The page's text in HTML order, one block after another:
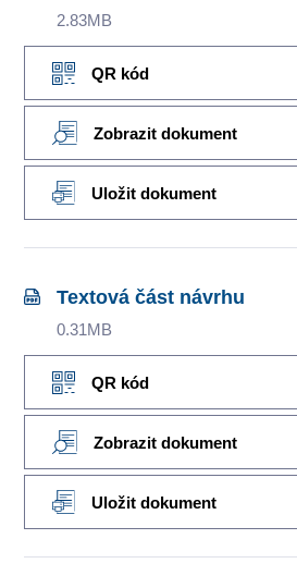
2.83MB
QR kód
Zobrazit dokument
Uložit dokument
Textová část návrhu
0.31MB
QR kód
Zobrazit dokument
Uložit dokument